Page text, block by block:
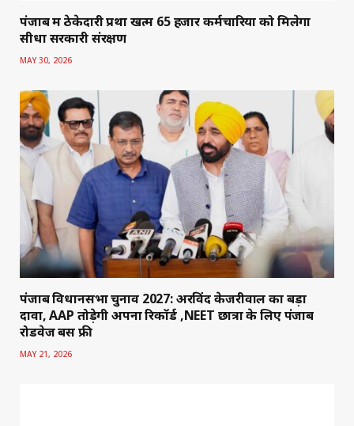
पंजाब में ठेकेदारी प्रथा खत्म 65 हजार कर्मचारियों को मिलेगा
सीधा सरकारी संरक्षण
MAY 30, 2026
पंजाब विधानसभा चुनाव 2027: अरविंद केजरीवाल का बड़ा
दावा, AAP तोड़ेगी अपना रिकॉर्ड ,NEET छात्रों के लिए पंजाब
रोडवेज बसें फ्री
MAY 21, 2026